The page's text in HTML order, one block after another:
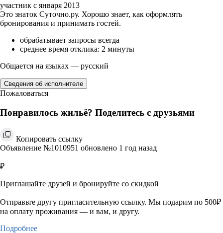
участник с января 2013
Это знаток Суточно.ру. Хорошо знает, как оформлять
бронирования и принимать гостей.
обрабатывает запросы всегда
среднее время отклика: 2 минуты
Общается на языках — русский
Сведения об исполнителе
Пожаловаться
Понравилось жильё? Поделитесь с друзьями
Копировать ссылку
Объявление №1010951 обновлено 1 год назад
₽
Приглашайте друзей и бронируйте со скидкой
Отправьте другу пригласительную ссылку. Мы подарим по 500₽
на оплату проживания — и вам, и другу.
Подробнее